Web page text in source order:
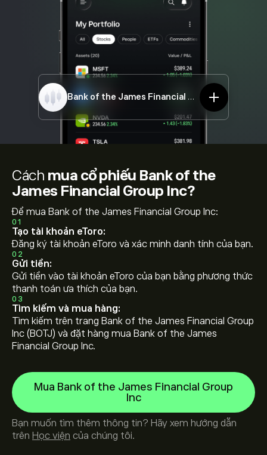
Bank of the James Financial Group Inc
Cách mua cổ phiếu Bank of the
James Financial Group Inc?
Để mua Bank of the James Financial Group Inc:
01
Tạo tài khoản eToro:
Đăng ký tài khoản eToro và xác minh danh tính của bạn.
02
Gửi tiền:
Gửi tiền vào tài khoản eToro của bạn bằng phương thức
thanh toán ưa thích của bạn.
03
Tìm kiếm và mua hàng:
Tìm kiếm trên trang Bank of the James Financial Group
Inc (BOTJ) và đặt hàng mua Bank of the James
Financial Group Inc.
Mua Bank of the James Financial Group
Inc
Bạn muốn tìm thêm thông tin? Hãy xem hướng dẫn
trên Học viện của chúng tôi.